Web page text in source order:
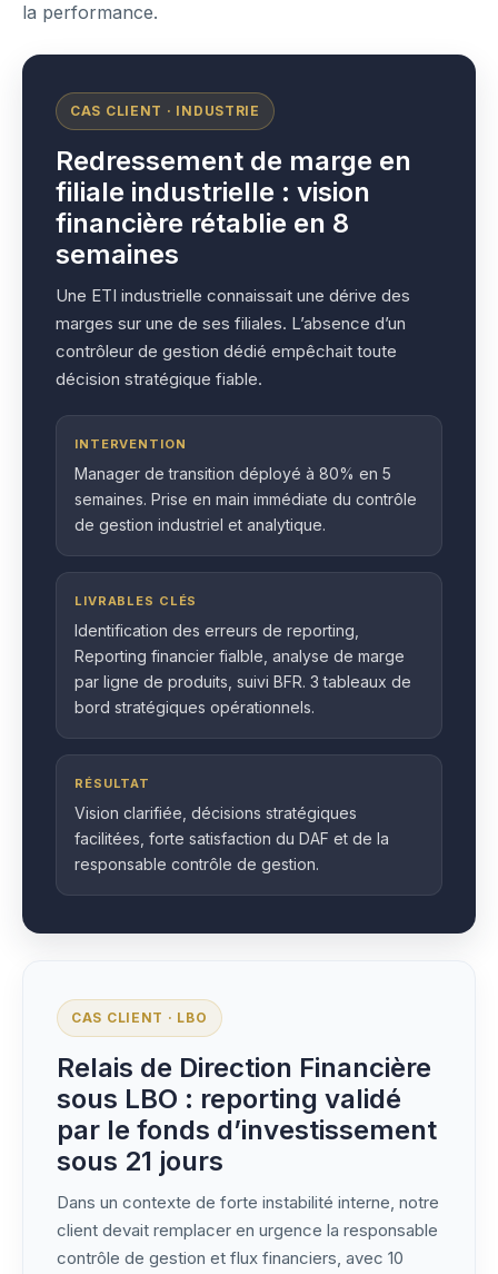
la performance.
CAS CLIENT · INDUSTRIE
Redressement de marge en
filiale industrielle : vision
financière rétablie en 8
semaines
Une ETI industrielle connaissait une dérive des
marges sur une de ses filiales. L’absence d’un
contrôleur de gestion dédié empêchait toute
décision stratégique fiable.
INTERVENTION
Manager de transition déployé à 80% en 5
semaines. Prise en main immédiate du contrôle
de gestion industriel et analytique.
LIVRABLES CLÉS
Identification des erreurs de reporting,
Reporting financier fialble, analyse de marge
par ligne de produits, suivi BFR. 3 tableaux de
bord stratégiques opérationnels.
RÉSULTAT
Vision clarifiée, décisions stratégiques
facilitées, forte satisfaction du DAF et de la
responsable contrôle de gestion.
CAS CLIENT · LBO
Relais de Direction Financière
sous LBO : reporting validé
par le fonds d’investissement
sous 21 jours
Dans un contexte de forte instabilité interne, notre
client devait remplacer en urgence la responsable
contrôle de gestion et flux financiers, avec 10